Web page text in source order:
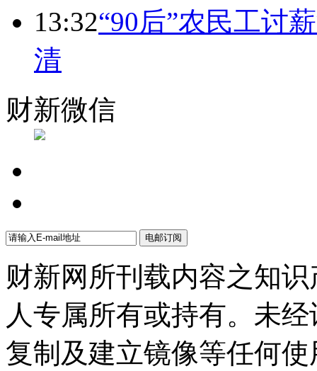
13:32“90后”农民工讨
清
财新微信
财新网所刊载内容之知
人专属所有或持有。未
复制及建立镜像等任何使